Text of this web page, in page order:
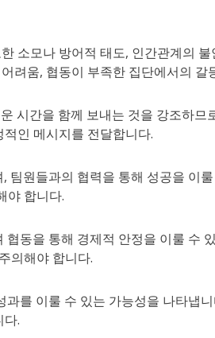
소모나 방어적 태도, 인간관계의
려움, 협동이 부족한 집단에서의 갈
시간을 함께 보내는 것을 강조하므
인 메시지를 전달합니다.
팀원들과의 협력을 통해 성공을 이
야 합니다.
동을 통해 경제적 안정을 이룰 수
의해야 합니다.
를 이룰 수 있는 가능성을 나타냅
.